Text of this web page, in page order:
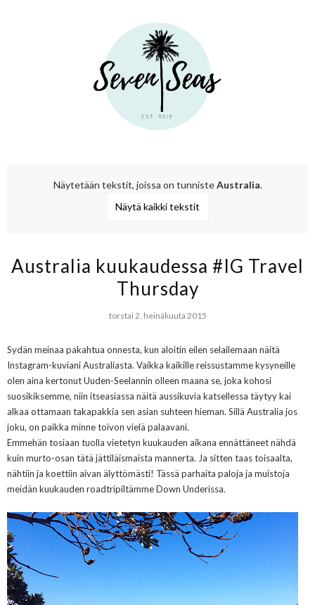
Näytetään tekstit, joissa on tunnisteAustralia.
Näytä kaikki tekstit
Australia kuukaudessa #IG Travel
Thursday
torstai 2. heinäkuuta 2015
Sydän meinaa pakahtua onnesta, kun aloitin eilen selailemaan näitä
Instagram-kuviani Australiasta. Vaikka kaikille reissustamme kysyneille
olen aina kertonut Uuden-Seelannin olleen maana se, joka kohosi
suosikiksemme, niin itseasiassa näitä aussikuvia katsellessa täytyy kai
alkaa ottamaan takapakkia sen asian suhteen hieman. Sillä Australia jos
joku, on paikka minne toivon vielä palaavani.
Emmehän tosiaan tuolla vietetyn kuukauden aikana ennättäneet nähdä
kuin murto-osan tätä jättiläismaista mannerta. Ja sitten taas toisaalta,
nähtiin ja koettiin aivan älyttömästi! Tässä parhaita paloja ja muistoja
meidän kuukauden roadtripiltämme Down Underissa.